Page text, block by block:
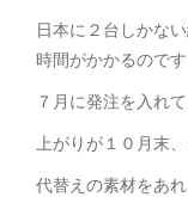
日本に２台しかな
時間がかかるのです
７月に発注を入れ
上がりが１０月末
代替えの素材をあ